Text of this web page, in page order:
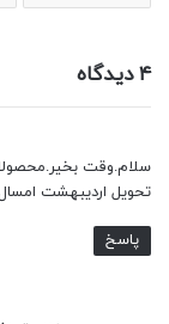
۴ دیدگاه
سلام.وقت
تحویل اردیبهشت
پاسخ